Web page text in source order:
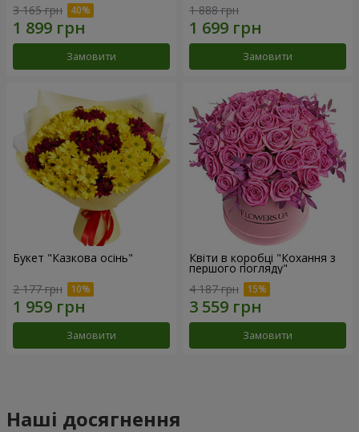
3 165 грн
Замовити
1 888 грн
Замовити
Букет "Казкова осінь"
2 177 грн
Замовити
Квіти в коробці "Кохання з
першого погляду"
4 187 грн
Замовити
Наші досягнення